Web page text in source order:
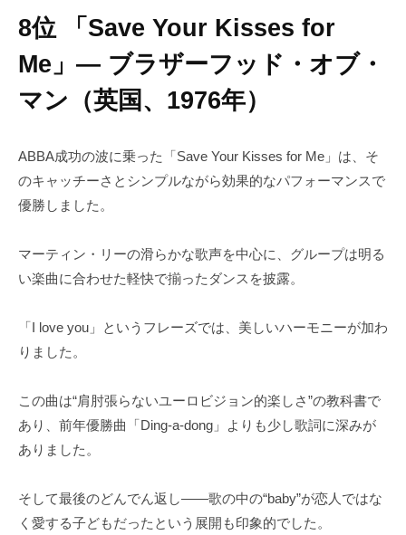
8位 「Save Your Kisses for
Me」― ブラザーフッド・オブ・
マン（英国、1976年）
ABBA成功の波に乗った「Save Your Kisses for Me」は、そ
のキャッチーさとシンプルながら効果的なパフォーマンスで
優勝しました。
マーティン・リーの滑らかな歌声を中心に、グループは明る
い楽曲に合わせた軽快で揃ったダンスを披露。
「I love you」というフレーズでは、美しいハーモニーが加わ
りました。
この曲は“肩肘張らないユーロビジョン的楽しさ”の教科書で
あり、前年優勝曲「Ding-a-dong」よりも少し歌詞に深みが
ありました。
そして最後のどんでん返し――歌の中の“baby”が恋人ではな
く愛する子どもだったという展開も印象的でした。